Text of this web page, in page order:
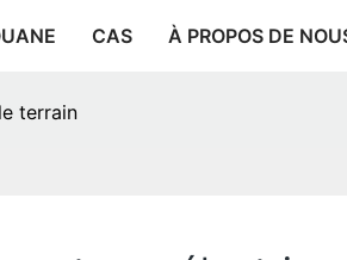
CAS À PROPOS DE
terrain